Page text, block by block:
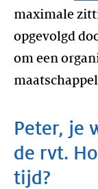
maximale
opgevolgd
om een
Peter, je
de rvt.
tijd?